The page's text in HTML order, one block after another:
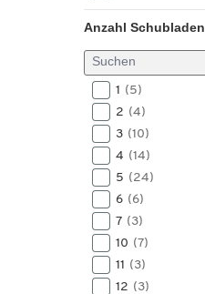
Anzahl Schubladen
1 (5)
2 (4)
3 (10)
4 (14)
5 (24)
6 (6)
7 (3)
10 (7)
11 (3)
12 (3)